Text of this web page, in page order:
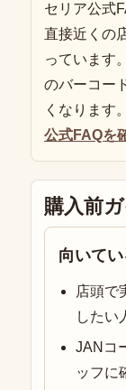
セリア公式
直接近くの
っています
のバーコー
くなります。
公式FAQを
購入前
向いて
店頭で
したい
JANコ
ッフに